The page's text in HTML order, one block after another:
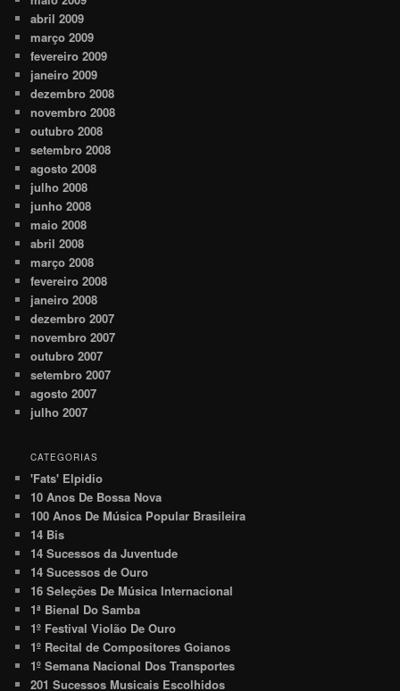
abril 2009
março 2009
fevereiro 2009
janeiro 2009
dezembro 2008
novembro 2008
outubro 2008
setembro 2008
agosto 2008
julho 2008
junho 2008
maio 2008
abril 2008
março 2008
fevereiro 2008
janeiro 2008
dezembro 2007
novembro 2007
outubro 2007
setembro 2007
agosto 2007
julho 2007
CATEGORIAS
'Fats' Elpidio
10 Anos De Bossa Nova
100 Anos De Música Popular Brasileira
14 Bis
14 Sucessos da Juventude
14 Sucessos de Ouro
16 Seleções De Música Internacional
1ª Bienal Do Samba
1º Festival Violão De Ouro
1º Recital de Compositores Goianos
1º Semana Nacional Dos Transportes
201 Sucessos Musicais Escolhidos